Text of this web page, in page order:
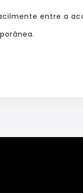
entre a